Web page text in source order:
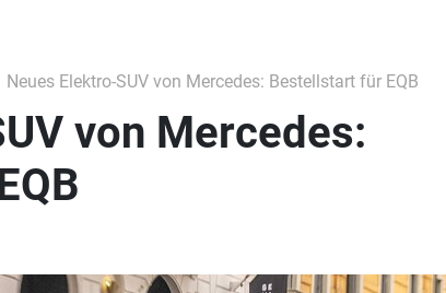
Neues Elektro-SUV von Mercedes: Bestellstart für EQB
von Mercedes: